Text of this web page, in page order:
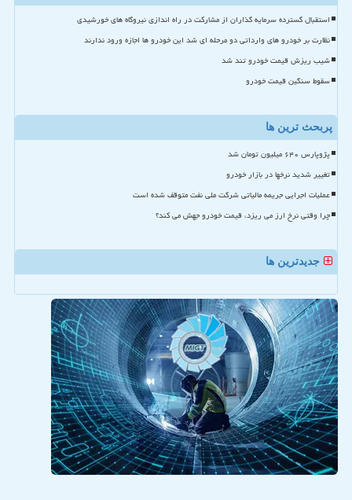
استقبال گسترده سرمایه گذاران از مشارکت در راه اندازی نیروگاه های خورشیدی
نظارت بر خودرو های وارداتی دو مرحله ای شد این خودرو ها اجازه ورود ندارند
شیب ریزش قیمت خودرو تند شد
سقوط سنگین قیمت خودرو
پربحث ترین ها
پژوپارس ۶۴۰ میلیون تومان شد
تغییر شدید نرخها در بازار خودرو
عملیات اجرایی جریمه مالیاتی شرکت ملی نفت متوقف شده است
چرا وقتی نرخ ارز می ریزد، قیمت خودرو جهش می کند؟
جدیدترین ها